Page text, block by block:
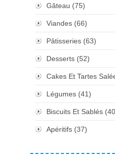
Gâteau (75)
Viandes (66)
Pâtisseries (63)
Desserts (52)
Cakes Et Tartes
Légumes (41)
Biscuits Et Sablés
Apéritifs (37)